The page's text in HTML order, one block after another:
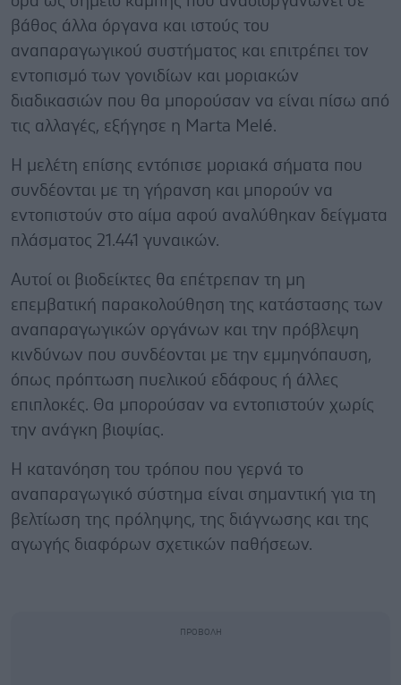
βάθος άλλα όργανα και ιστούς του
αναπαραγωγικού συστήματος και επιτρέπει τον
εντοπισμό των γονιδίων και μοριακών
διαδικασιών που θα μπορούσαν να είναι πίσω από
τις αλλαγές, εξήγησε η Marta Melé.
Η μελέτη επίσης εντόπισε μοριακά σήματα που
συνδέονται με τη γήρανση και μπορούν να
εντοπιστούν στο αίμα αφού αναλύθηκαν δείγματα
πλάσματος 21.441 γυναικών.
Αυτοί οι βιοδείκτες θα επέτρεπαν τη μη
επεμβατική παρακολούθηση της κατάστασης των
αναπαραγωγικών οργάνων και την πρόβλεψη
κινδύνων που συνδέονται με την εμμηνόπαυση,
όπως πρόπτωση πυελικού εδάφους ή άλλες
επιπλοκές. Θα μπορούσαν να εντοπιστούν χωρίς
την ανάγκη βιοψίας.
Η κατανόηση του τρόπου που γερνά το
αναπαραγωγικό σύστημα είναι σημαντική για τη
βελτίωση της πρόληψης, της διάγνωσης και της
αγωγής διαφόρων σχετικών παθήσεων.